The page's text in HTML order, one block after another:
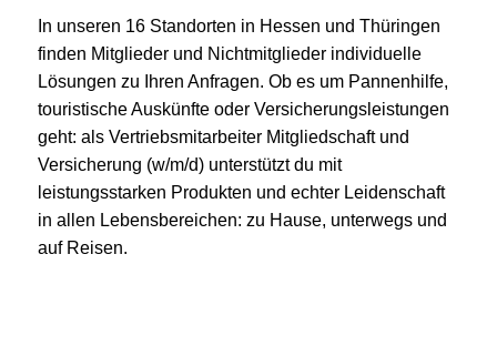
In unseren 16 Standorten in Hessen und Thüringen
finden Mitglieder und Nichtmitglieder individuelle
Lösungen zu Ihren Anfragen. Ob es um Pannenhilfe,
touristische Auskünfte oder Versicherungsleistungen
geht: als Vertriebsmitarbeiter Mitgliedschaft und
Versicherung (w/m/d) unterstützt du mit
leistungsstarken Produkten und echter Leidenschaft
in allen Lebensbereichen: zu Hause, unterwegs und
auf Reisen.